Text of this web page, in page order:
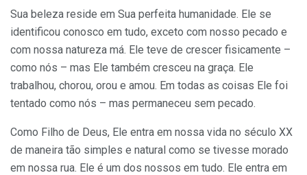
Sua beleza reside em Sua perfeita humanidade. Ele se
identificou conosco em tudo, exceto com nosso pecado e
com nossa natureza má. Ele teve de crescer fisicamente –
como nós – mas Ele também cresceu na graça. Ele
trabalhou, chorou, orou e amou. Em todas as coisas Ele foi
tentado como nós – mas permaneceu sem pecado.
Como Filho de Deus, Ele entra em nossa vida no século XX
de maneira tão simples e natural como se tivesse morado
em nossa rua. Ele é um dos nossos em tudo. Ele entra em